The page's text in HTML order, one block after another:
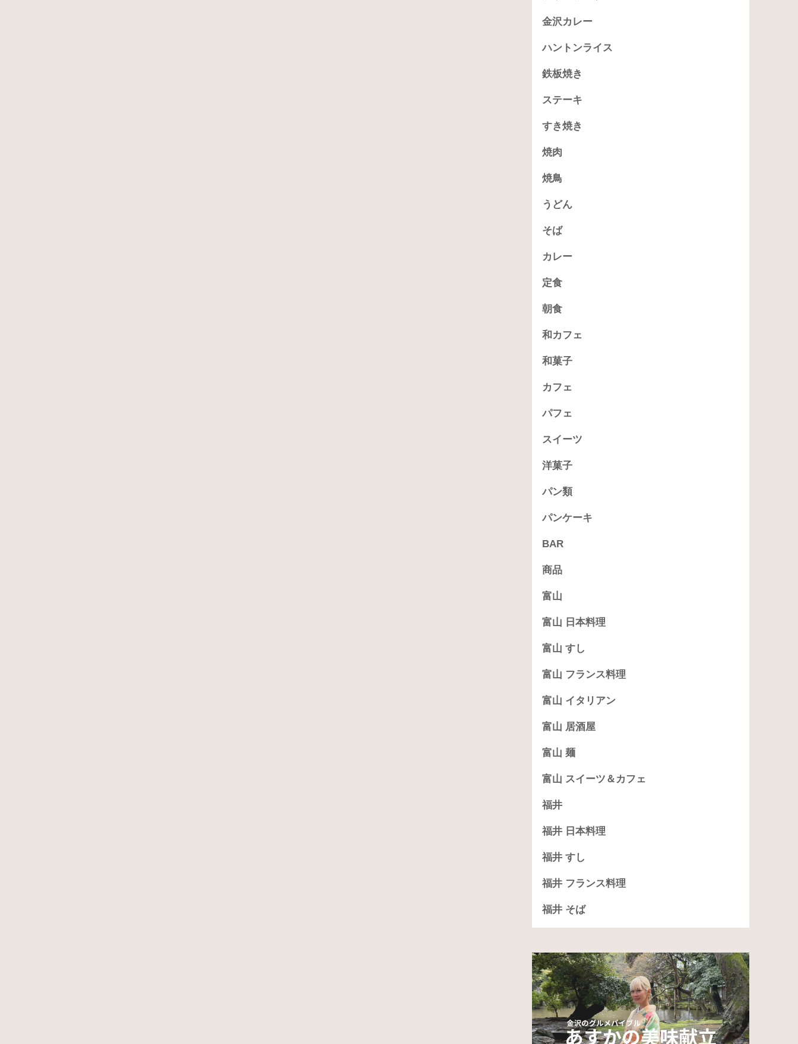
金沢カレー
ハントンライス
鉄板焼き
ステーキ
すき焼き
焼肉
焼鳥
うどん
そば
カレー
定食
朝食
和カフェ
和菓子
カフェ
パフェ
スイーツ
洋菓子
パン類
パンケーキ
BAR
商品
富山
富山 日本料理
富山 すし
富山 フランス料理
富山 イタリアン
富山 居酒屋
富山 麺
富山 スイーツ＆カフェ
福井
福井 日本料理
福井 すし
福井 フランス料理
福井 そば